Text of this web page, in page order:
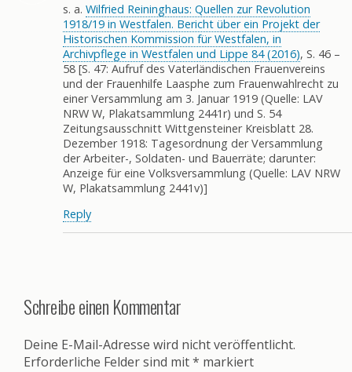
s. a. Wilfried Reininghaus: Quellen zur Revolution
1918/19 in Westfalen. Bericht über ein Projekt der
Historischen Kommission für Westfalen, in
Archivpflege in Westfalen und Lippe 84 (2016), S. 46 –
58 [S. 47: Aufruf des Vaterländischen Frauenvereins
und der Frauenhilfe Laasphe zum Frauenwahlrecht zu
einer Versammlung am 3. Januar 1919 (Quelle: LAV
NRW W, Plakatsammlung 2441r) und S. 54
Zeitungsausschnitt Wittgensteiner Kreisblatt 28.
Dezember 1918: Tagesordnung der Versammlung
der Arbeiter-, Soldaten- und Bauerräte; darunter:
Anzeige für eine Volksversammlung (Quelle: LAV NRW
W, Plakatsammlung 2441v)]
Reply
Schreibe einen Kommentar
Deine E-Mail-Adresse wird nicht veröffentlicht.
Erforderliche Felder sind mit* markiert